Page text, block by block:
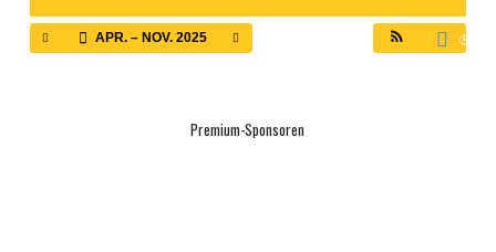
APR. – NOV. 2025
Premium-Sponsoren